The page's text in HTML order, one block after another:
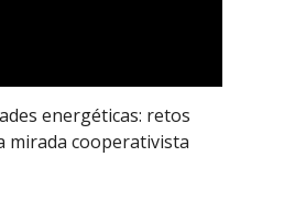
energéticas: retos
mirada cooperativista